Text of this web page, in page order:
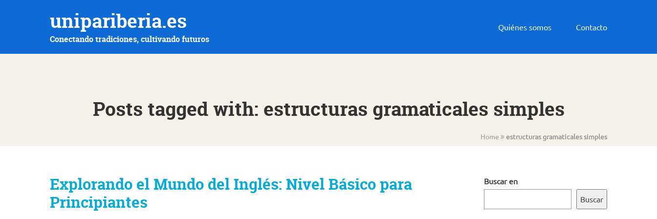
unipariberia.es
Conectando tradiciones, cultivando futuros
Quiénes somos Contacto
Posts tagged with: estructuras gramaticales simples
Home estructuras gramaticales simples
Explorando el Mundo del Inglés: Nivel Básico para
Principiantes
Buscar en
Buscar